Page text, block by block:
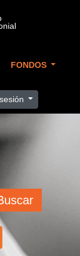
FONDOS